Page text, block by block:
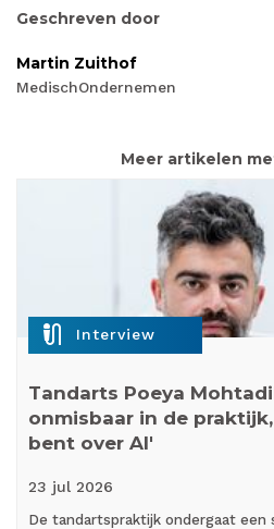
Geschreven door
Martin Zuithof
MedischOndernemen
Meer artikelen
mic_external_on Interview
Tandarts Poeya
onmisbaar in de
bent over AI'
23 jul 2026
De tandartspraktijk ondergaat